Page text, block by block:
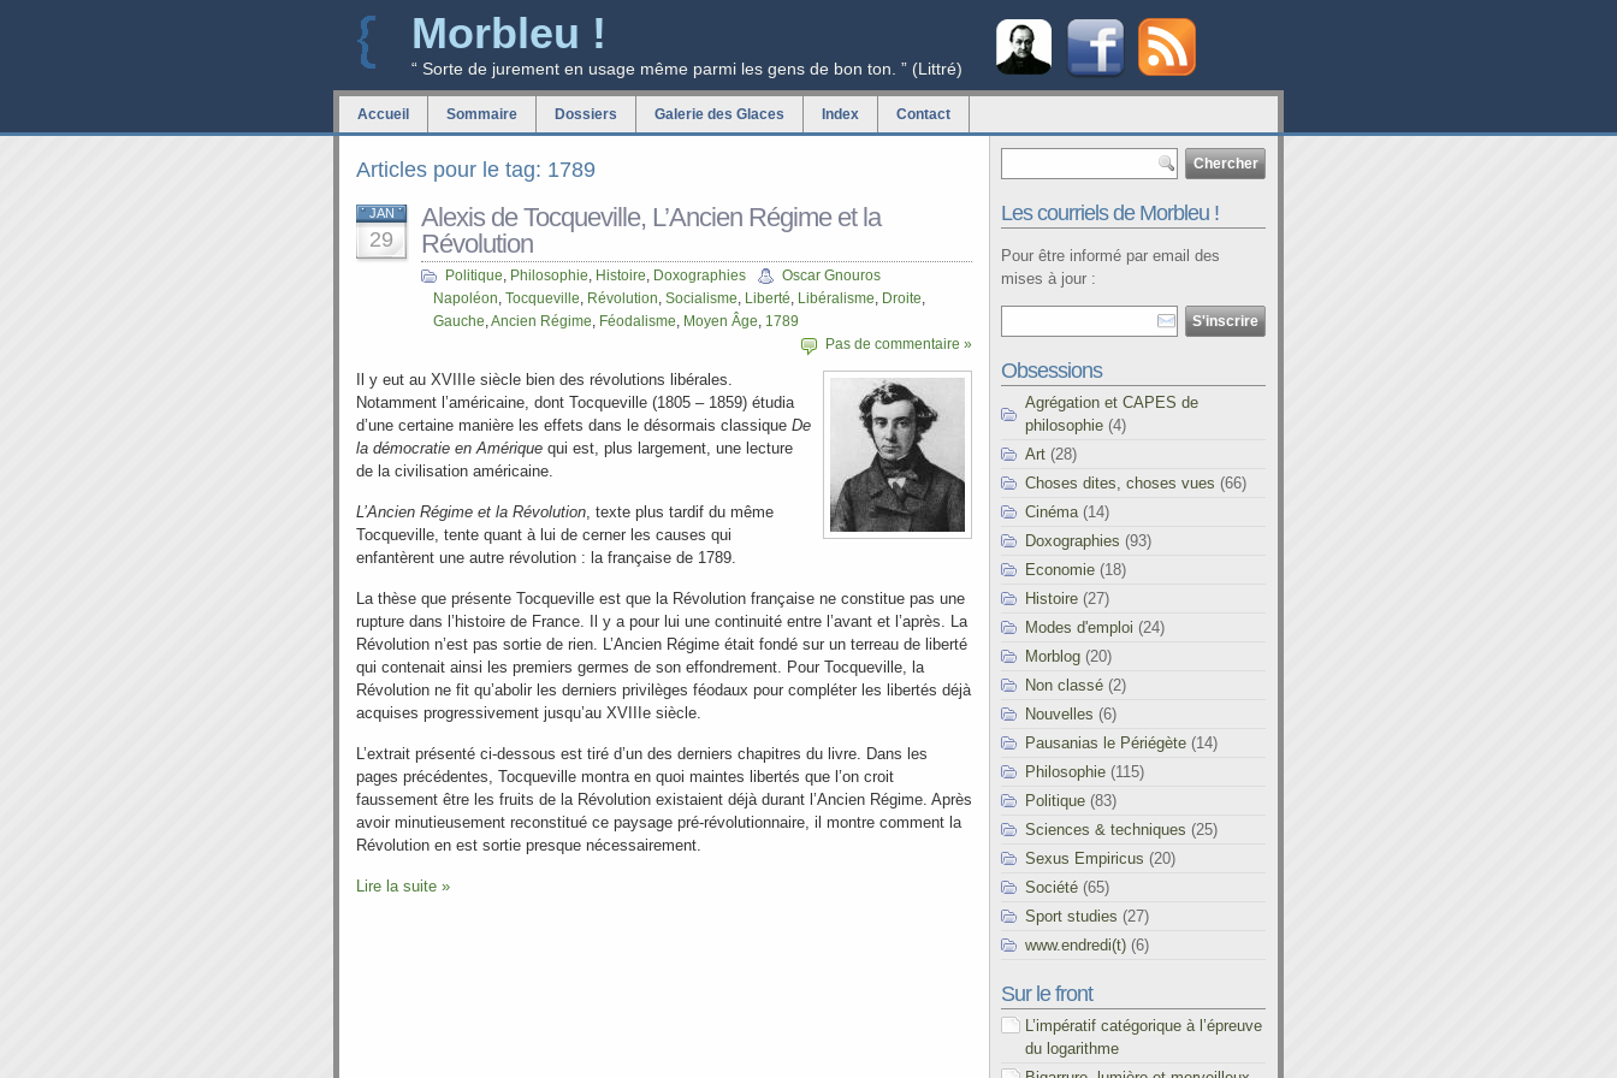
Morbleu !
“ Sorte de jurement en usage même parmi les gens de bon ton. ” (Littré)
Accueil Sommaire Dossiers Galerie des Glaces Index Contact
Articles pour le tag: 1789
JAN
29
Alexis de Tocqueville, L’Ancien Régime et la
Révolution
Politique, Philosophie, Histoire, Doxographies
Oscar Gnouros
Napoléon, Tocqueville, Révolution, Socialisme, Liberté, Libéralisme, Droite,
Gauche,Ancien Régime, Féodalisme, Moyen Âge, 1789
Pas de commentaire »
Il y eut au XVIIIe siècle bien des révolutions libérales.
Notamment l’américaine, dont Tocqueville (1805 – 1859) étudia
d’une certaine manière les effets dans le désormais classique De
la démocratie en Amérique qui est, plus largement, une lecture
de la civilisation américaine.
L’Ancien Régime et la Révolution, texte plus tardif du même
Tocqueville, tente quant à lui de cerner les causes qui
enfantèrent une autre révolution : la française de 1789.
La thèse que présente Tocqueville est que la Révolution française ne constitue pas une
rupture dans l’histoire de France. Il y a pour lui une continuité entre l’avant et l’après. La
Révolution n’est pas sortie de rien. L’Ancien Régime était fondé sur un terreau de liberté
qui contenait ainsi les premiers germes de son effondrement. Pour Tocqueville, la
Révolution ne fit qu’abolir les derniers privilèges féodaux pour compléter les libertés déjà
acquises progressivement jusqu’au XVIIIe siècle.
L’extrait présenté ci-dessous est tiré d’un des derniers chapitres du livre. Dans les
pages précédentes, Tocqueville montra en quoi maintes libertés que l’on croit
faussement être les fruits de la Révolution existaient déjà durant l’Ancien Régime. Après
avoir minutieusement reconstitué ce paysage pré-révolutionnaire, il montre comment la
Révolution en est sortie presque nécessairement.
Lire la suite »
Les courriels de Morbleu !
Pour être informé par email des
mises à jour :
Obsessions
Agrégation et CAPES de
philosophie (4)
Art (28)
Choses dites, choses vues (66)
Cinéma (14)
Doxographies (93)
Economie (18)
Histoire (27)
Modes d'emploi (24)
Morblog (20)
Non classé (2)
Nouvelles (6)
Pausanias le Périégète (14)
Philosophie (115)
Politique (83)
Sciences & techniques (25)
Sexus Empiricus (20)
Société (65)
Sport studies (27)
www.endredi(t) (6)
Sur le front
L’impératif catégorique à l’épreuve
du logarithme